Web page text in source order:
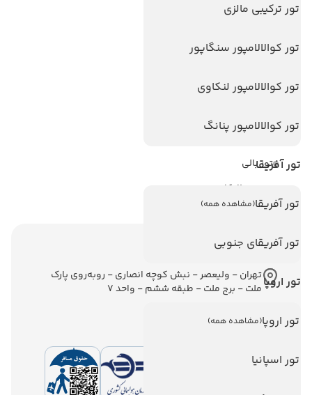
تور ترکیبی مالزی
تور کوالالامپور سنگاپور
تور کوالالامپور لنکاوی
تور کوالالامپور پنانگ
تور آفریقا
تور آفریقا(مشاهده همه)
تور آفریقای جنوبی
تور اروپا
تور اروپا(مشاهده همه)
تور اسپانیا
تور استانبول
تور بالی
تور سریلانکا
اطلاعات تماس
تهران - ولیعصر - نبش کوچه انصاری - روبه‌روی پارک
ملت - برج ملت - طبقه ششم - واحد 7